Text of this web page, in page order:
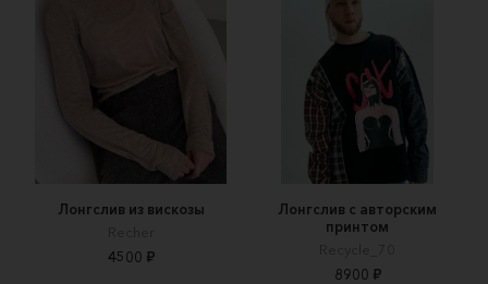
Лонгслив из вискозы
Recher
4500 ₽
Лонгслив с авторским
принтом
Recycle_70
8900 ₽